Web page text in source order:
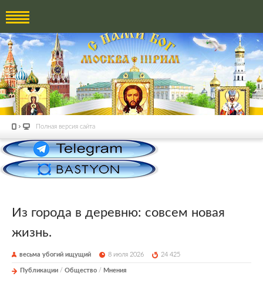
Полная версия сайта
Из города в деревню: совсем новая
жизнь.
весьма убогий ищущий 8 июля 2026 24 425
Публикации / Общество / Мнения